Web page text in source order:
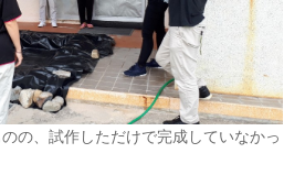
の、試作しただけで完成していなかっ